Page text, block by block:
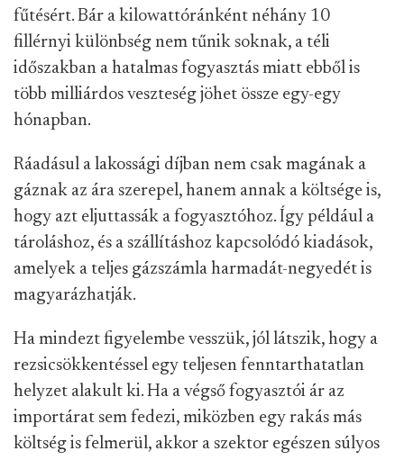
fűtésért. Bár a kilowattóránként néhány 10
fillérnyi különbség nem tűnik soknak, a téli
időszakban a hatalmas fogyasztás miatt ebből is
több milliárdos veszteség jöhet össze egy-egy
hónapban.
Ráadásul a lakossági díjban nem csak magának a
gáznak az ára szerepel, hanem annak a költsége is,
hogy azt eljuttassák a fogyasztóhoz. Így például a
tároláshoz, és a szállításhoz kapcsolódó kiadások,
amelyek a teljes gázszámla harmadát-negyedét is
magyarázhatják.
Ha mindezt figyelembe vesszük, jól látszik, hogy a
rezsicsökkentéssel egy teljesen fenntarthatatlan
helyzet alakult ki. Ha a végső fogyasztói ár az
importárat sem fedezi, miközben egy rakás más
költség is felmerül, akkor a szektor egészen súlyos